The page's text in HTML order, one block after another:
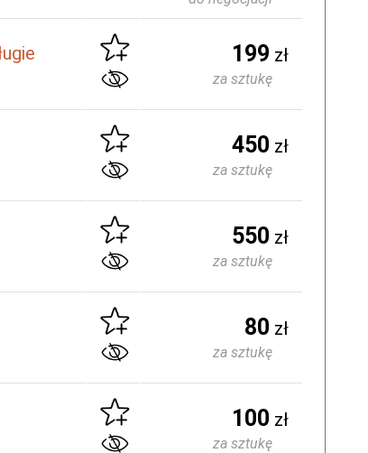
199 zł
za sztukę
450 zł
za sztukę
550 zł
za sztukę
80 zł
za sztukę
100 zł
za sztukę